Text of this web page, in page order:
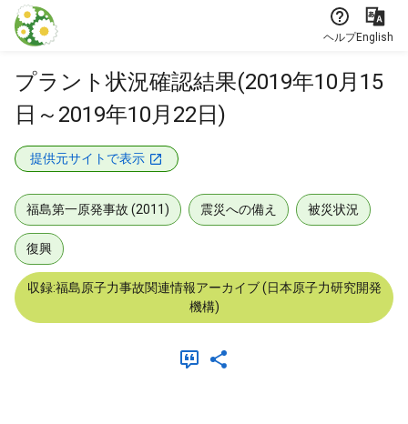
本文に飛ぶ
ヘルプEnglish
プラント状況確認結果(2019年10月15
日～2019年10月22日)
提供元サイトで表示
福島第一原発事故 (2011) 震災への備え 被災状況
復興
収録:福島原子力事故関連情報アーカイブ (日本原子力研究開発
機構)